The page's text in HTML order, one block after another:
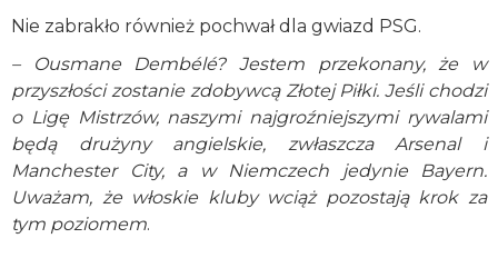
Nie zabrakło również pochwał dla gwiazd PSG.
– Ousmane Dembélé? Jestem przekonany, że w
przyszłości zostanie zdobywcą Złotej Piłki. Jeśli chodzi
o Ligę Mistrzów, naszymi najgroźniejszymi rywalami
będą drużyny angielskie, zwłaszcza Arsenal i
Manchester City, a w Niemczech jedynie Bayern.
Uważam, że włoskie kluby wciąż pozostają krok za
tym poziomem.